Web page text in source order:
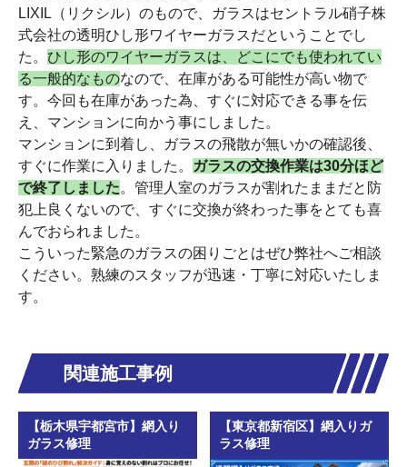
LIXIL（リクシル）のもので、ガラスはセントラル硝子株
式会社の透明ひし形ワイヤーガラスだということでし
た。 ひし形のワイヤーガラスは、どこにでも使われてい
る一般的なものなので、在庫がある可能性が高い物で
す。今回も在庫があった為、すぐに対応できる事を伝
え、マンションに向かう事にしました。
マンションに到着し、ガラスの飛散が無いかの確認後、
すぐに作業に入りました。
ガラスの交換作業は30分ほど
で終了しました。管理人室のガラスが割れたままだと防
犯上良くないので、すぐに交換が終わった事をとても喜
んでおられました。
こういった緊急のガラスの困りごとはぜひ弊社へご相談
ください。熟練のスタッフが迅速・丁寧に対応いたしま
す。
関連施工事例
【栃木県宇都宮市】網入り
ガラス修理
【東京都新宿区】網入りガ
ラス修理